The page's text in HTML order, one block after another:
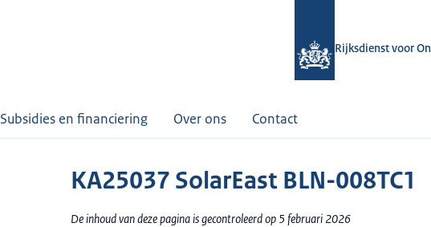
Rijksdienst voor
Subsidies en financiering Over ons Contact
KA25037 SolarEast BLN-008TC1
De inhoud van deze pagina is gecontroleerd op 5 februari 2026